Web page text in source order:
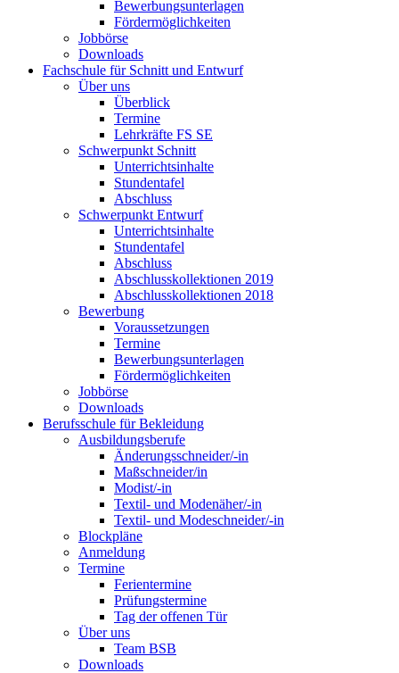
Bewerbungsunterlagen
Fördermöglichkeiten
Jobbörse
Downloads
Fachschule für Schnitt und Entwurf
Über uns
Überblick
Termine
Lehrkräfte FS SE
Schwerpunkt Schnitt
Unterrichtsinhalte
Stundentafel
Abschluss
Schwerpunkt Entwurf
Unterrichtsinhalte
Stundentafel
Abschluss
Abschlusskollektionen 2019
Abschlusskollektionen 2018
Bewerbung
Voraussetzungen
Termine
Bewerbungsunterlagen
Fördermöglichkeiten
Jobbörse
Downloads
Berufsschule für Bekleidung
Ausbildungsberufe
Änderungsschneider/-in
Maßschneider/in
Modist/-in
Textil- und Modenäher/-in
Textil- und Modeschneider/-in
Blockpläne
Anmeldung
Termine
Ferientermine
Prüfungstermine
Tag der offenen Tür
Über uns
Team BSB
Downloads